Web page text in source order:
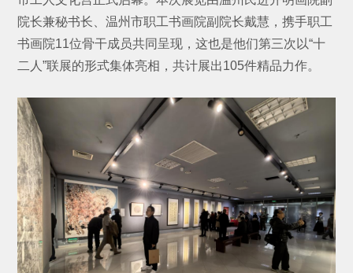
院长兼秘书长、温州市职工书画院副院长戴慧，携手职工
书画院11位骨干成员共同呈现，这也是他们第三次以“十
二人”联展的形式集体亮相，共计展出105件精品力作。